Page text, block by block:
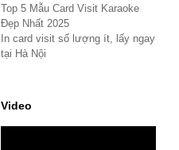
Top 5 Mẫu Card Visit Karaoke
Đẹp Nhất 2025
In card visit số lượng ít, lấy ngay
tại Hà Nội
Video